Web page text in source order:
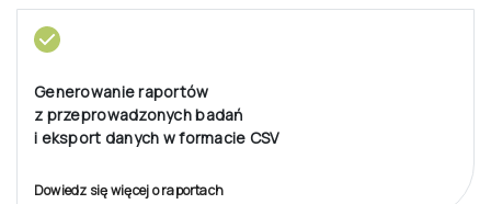
Generowanie raportów
z przeprowadzonych badań
i eksport danych w formacie CSV
Dowiedz się więcej o raportach